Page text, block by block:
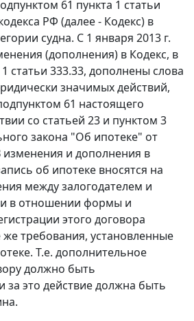
61 пункта 1 статьи
РФ (далее - Кодекс) в
судна. С 1 января 2013 г.
(дополнения) в Кодекс, в
статьи 333.33, дополнены слова
значимых действий,
61 настоящего
со статьей 23 и пунктом 3
закона "Об ипотеке" от
изменения и дополнения в
об ипотеке вносятся на
между залогодателем и
в отношении формы и
этого договора
требования, установленные
Т.е. дополнительное
должно быть
за это действие должна быть